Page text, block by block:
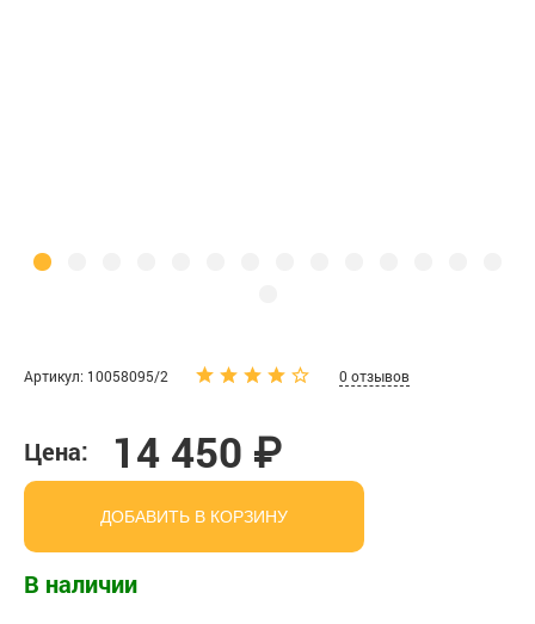
Артикул: 10058095/2 0 отзывов
Цена: 14 450 ₽
ДОБАВИТЬ В КОРЗИНУ
В наличии